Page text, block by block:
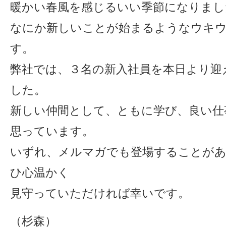
暖かい春風を感じるいい季節になりま
なにか新しいことが始まるようなウキ
す。
弊社では、３名の新入社員を本日より
した。
新しい仲間として、ともに学び、良い
思っています。
いずれ、メルマガでも登場することが
ひ心温かく
見守っていただければ幸いです。
（杉森）